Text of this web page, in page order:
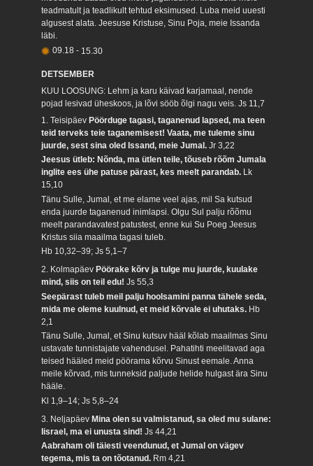
teadmatult ja teadlikult tehtud eksimused. Luba meid uuesti
algusest alata. Jeesuse Kristuse, Sinu Poja, meie Issanda
läbi.
09.18 - 15.30
DETSEMBER
KUU LOOSUNG: Lehm ja karu käivad karjamaal, nende
pojad lesivad üheskoos, ja lõvi sööb õlgi nagu veis.Js 11,7
1. Teisipäev Pöörduge tagasi, taganenud lapsed, ma teen
teid terveks teie taganemisest! Vaata, me tuleme sinu
juurde, sest sina oled Issand, meie Jumal.Jr 3,22
Jeesus ütleb: Nõnda, ma ütlen teile, tõuseb rõõm Jumala
inglite ees ühe patuse pärast, kes meelt parandab. Lk
15,10
Tänu Sulle, Jumal, et me elame veel ajas, mil Sa kutsud
enda juurde taganenud inimlapsi. Olgu Sul palju rõõmu
meelt parandavatest patustest, enne kui Su Poeg Jeesus
Kristus siia maailma tagasi tuleb.
Hb 10,32–39; Js 5,1–7
2. Kolmapäev Pöörake kõrv ja tulge mu juurde, kuulake
mind, siis on teil edu!Js 55,3
Seepärast tuleb meil palju hoolsamini panna tähele seda,
mida me oleme kuulnud, et meid kõrvale ei uhutaks. Hb
2,1
Tänu Sulle, Jumal, et Sinu kutsuv hääl kõlab maailmas Sinu
ustavate tunnistajate vahendusel. Pahatihti meelitavad aga
teised hääled meid pöörama kõrvu Sinust eemale. Anna
meile kõrvad, mis tunneksid paljude helide hulgast ära Sinu
hääle.
Kl 1,9–14; Js 5,8–24
3. Neljapäev Mina olen su valmistanud, sa oled mu sulane:
Iisrael, ma ei unusta sind!Js 44,21
Aabraham oli täiesti veendunud, et Jumal on vägev
tegema, mis ta on tõotanud. Rm 4,21